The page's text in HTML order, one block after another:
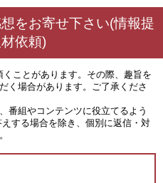
をお寄せ下さい(情報提
依頼)
ことがあります。その際、趣旨を
く場合があります。ご了承くださ
番組やコンテンツに役立てるよう
する場合を除き、個別に返信・対